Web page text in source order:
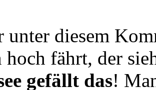
unter diesem
hoch fährt, der
gefällt das!